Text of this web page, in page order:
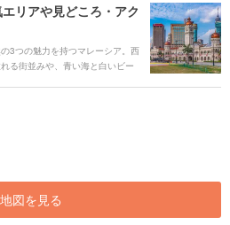
リアや見どころ・アク
3つの魅力を持つマレーシア。西
る街並みや、青い海と白いビー
ます。そのほかにも、グルメや
っともっと楽しみましょう！
地図を見る